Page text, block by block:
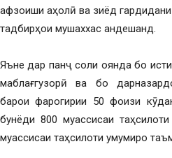
афзоиши аҳолӣ ва зиёд
тадбирҳои мушаххас андешанд.
Яъне дар панҷ соли оянда бо
маблағгузорӣ ва бо
барои фарогирии 50 фоизи
бунёди 800 муассисаи
муассисаи таҳсилоти умумиро